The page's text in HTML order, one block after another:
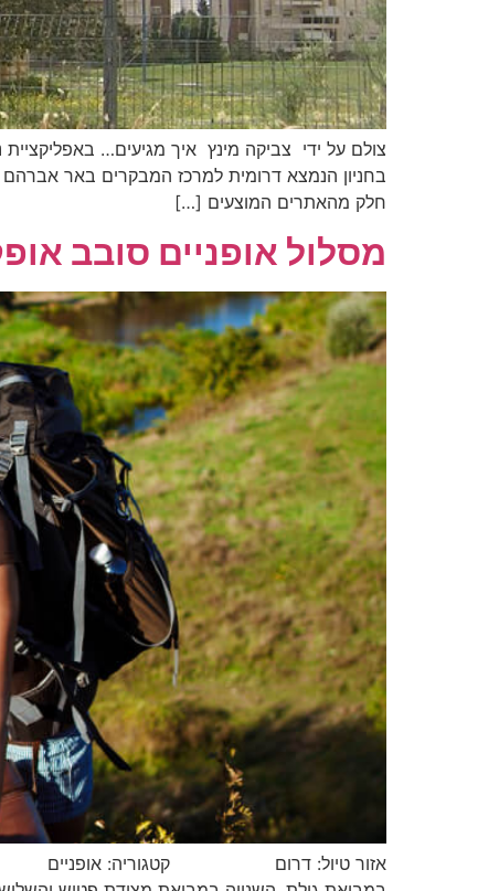
צולם על ידי צביקה מינץ איך מגיעים…
בחניון הנמצא דרומית למרכז המבקרים באר
חלק מהאתרים המוצעים […]
מסלול אופניים סובב
אזור טיול: דרום קטגוריה: אופניים מסלול